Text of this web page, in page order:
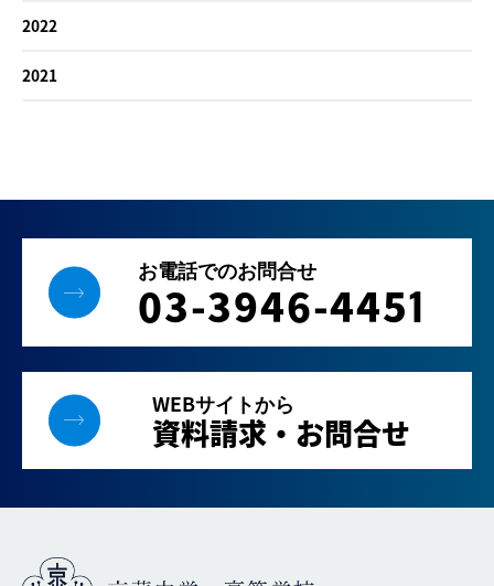
2022
2021
お電話でのお問合せ
03-3946-4451
WEBサイトから
資料請求・お問合せ